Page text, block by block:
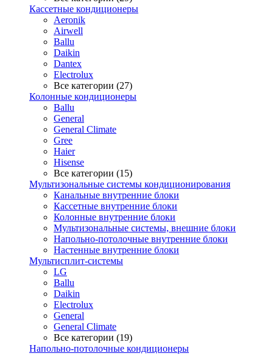
Кассетные кондиционеры
Aeronik
Airwell
Ballu
Daikin
Dantex
Electrolux
Все категории (27)
Колонные кондиционеры
Ballu
General
General Climate
Gree
Haier
Hisense
Все категории (15)
Мультизональные системы кондиционирования
Канальные внутренние блоки
Кассетные внутренние блоки
Колонные внутренние блоки
Мультизональные системы, внешние блоки
Напольно-потолочные внутренние блоки
Настенные внутренние блоки
Мультисплит-системы
LG
Ballu
Daikin
Electrolux
General
General Climate
Все категории (19)
Напольно-потолочные кондиционеры